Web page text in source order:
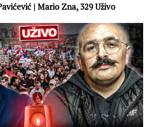
| Mario Zna, 329 Uživo